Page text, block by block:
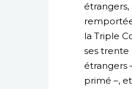
la Triple
ses trente
étrangers
primé –,